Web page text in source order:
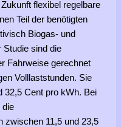
flexibel regelbare
Teil der benötigten
Biogas- und
sind die
Fahrweise gerechnet
Volllaststunden. Sie
32,5 Cent pro kWh. Bei
die
zwischen 11,5 und 23,5